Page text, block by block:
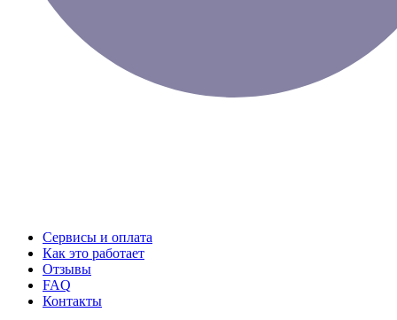
Сервисы и оплата
Как это работает
Отзывы
FAQ
Контакты